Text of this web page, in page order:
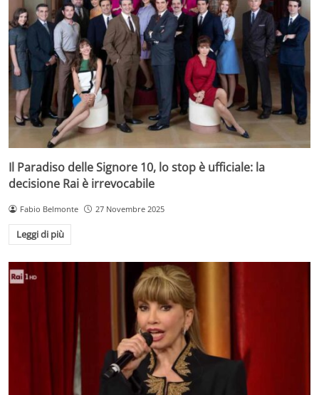
Il Paradiso delle Signore 10, lo stop è ufficiale: la
decisione Rai è irrevocabile
Fabio Belmonte 27 Novembre 2025
Leggi di più